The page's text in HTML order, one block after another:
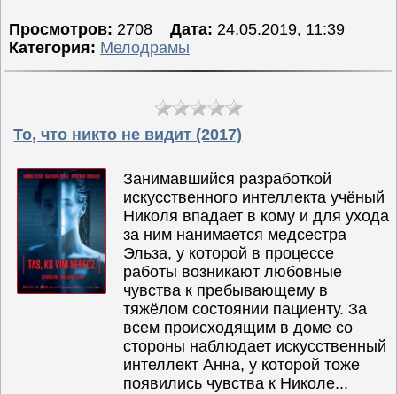
Просмотров: 2708 Дата: 24.05.2019, 11:39
Категория: Мелодрамы
То, что никто не видит (2017)
Занимавшийся разработкой
искусственного интеллекта учёный
Николя впадает в кому и для ухода
за ним нанимается медсестра
Эльза, у которой в процессе
работы возникают любовные
чувства к пребывающему в
тяжёлом состоянии пациенту. За
всем происходящим в доме со
стороны наблюдает искусственный
интеллект Анна, у которой тоже
появились чувства к Николе...